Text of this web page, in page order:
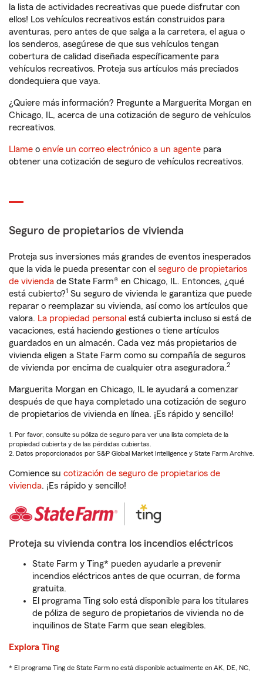
la lista de actividades recreativas que puede disfrutar con
ellos! Los vehículos recreativos están construidos para
aventuras, pero antes de que salga a la carretera, el agua o
los senderos, asegúrese de que sus vehículos tengan
cobertura de calidad diseñada específicamente para
vehículos recreativos. Proteja sus artículos más preciados
dondequiera que vaya.
¿Quiere más información? Pregunte a Marguerita Morgan en
Chicago, IL, acerca de una cotización de seguro de vehículos
recreativos.
Llame o envíe un correo electrónico a un agente para
obtener una cotización de seguro de vehículos recreativos.
Seguro de propietarios de vivienda
Proteja sus inversiones más grandes de eventos inesperados
que la vida le pueda presentar con el seguro de propietarios
de vivienda de State Farm® en Chicago, IL. Entonces, ¿qué
está cubierto?1 Su seguro de vivienda le garantiza que puede
reparar o reemplazar su vivienda, así como los artículos que
valora. La propiedad personal está cubierta incluso si está de
vacaciones, está haciendo gestiones o tiene artículos
guardados en un almacén. Cada vez más propietarios de
vivienda eligen a State Farm como su compañía de seguros
de vivienda por encima de cualquier otra aseguradora.2
Marguerita Morgan en Chicago, IL le ayudará a comenzar
después de que haya completado una cotización de seguro
de propietarios de vivienda en línea. ¡Es rápido y sencillo!
1. Por favor, consulte su póliza de seguro para ver una lista completa de la
propiedad cubierta y de las pérdidas cubiertas.
2. Datos proporcionados por S&P Global Market Intelligence y State Farm Archive.
Comience su cotización de seguro de propietarios de
vivienda. ¡Es rápido y sencillo!
Proteja su vivienda contra los incendios eléctricos
State Farm y Ting* pueden ayudarle a prevenir
incendios eléctricos antes de que ocurran, de forma
gratuita.
El programa Ting solo está disponible para los titulares
de póliza de seguro de propietarios de vivienda no de
inquilinos de State Farm que sean elegibles.
Explora Ting
* El programa Ting de State Farm no está disponible actualmente en AK, DE, NC,